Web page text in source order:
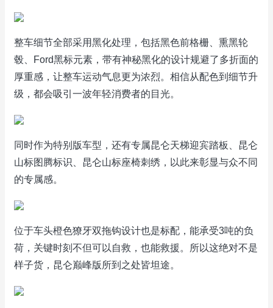
整车细节全部采用黑化处理，包括黑色前格栅、熏黑轮
毂、Ford黑标元素，带有神秘黑化的设计规避了多折面的
厚重感，让整车运动气息更为浓烈。相信从配色到细节升
级，都会吸引一波年轻消费者的目光。
同时作为特别版车型，还有专属昆仑天梯迎宾踏板、昆仑
山标图腾标识、昆仑山标座椅刺绣，以此来彰显与众不同
的专属感。
位于车头橙色獠牙双拖钩设计也是标配，能承受3吨的负
荷，关键时刻不但可以自救，也能救援。所以这绝对不是
样子货，昆仑巅峰版所到之处皆坦途。